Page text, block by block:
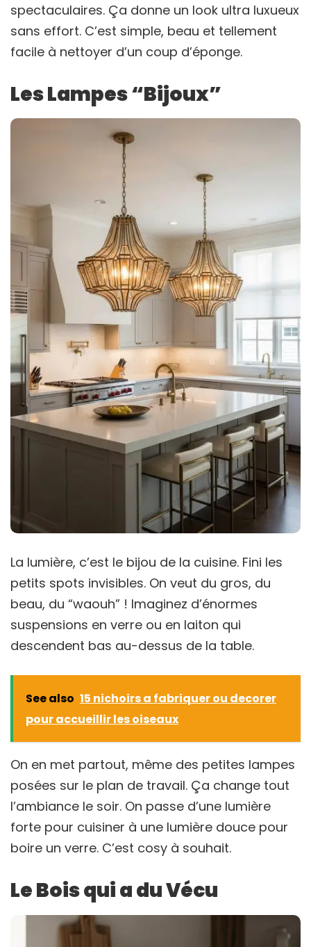
spectaculaires. Ça donne un look ultra luxueux
sans effort. C’est simple, beau et tellement
facile à nettoyer d’un coup d’éponge.
Les Lampes “Bijoux”
La lumière, c’est le bijou de la cuisine. Fini les
petits spots invisibles. On veut du gros, du
beau, du “waouh” ! Imaginez d’énormes
suspensions en verre ou en laiton qui
descendent bas au-dessus de la table.
See also 15 nichoirs a fabriquer ou decorer
pour accueillir les oiseaux
On en met partout, même des petites lampes
posées sur le plan de travail. Ça change tout
l’ambiance le soir. On passe d’une lumière
forte pour cuisiner à une lumière douce pour
boire un verre. C’est cosy à souhait.
Le Bois qui a du Vécu